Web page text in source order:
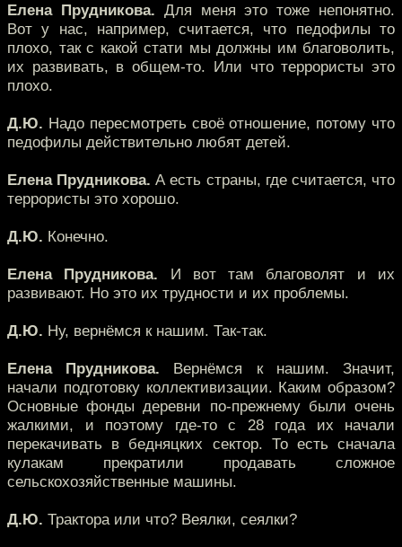
Елена Прудникова. Для меня это тоже непонятно.
Вот у нас, например, считается, что педофилы то
плохо, так с какой стати мы должны им благоволить,
их развивать, в общем-то. Или что террористы это
плохо.
Д.Ю. Надо пересмотреть своё отношение, потому что
педофилы действительно любят детей.
Елена Прудникова. А есть страны, где считается, что
террористы это хорошо.
Д.Ю. Конечно.
Елена Прудникова. И вот там благоволят и их
развивают. Но это их трудности и их проблемы.
Д.Ю. Ну, вернёмся к нашим. Так-так.
Елена Прудникова. Вернёмся к нашим. Значит,
начали подготовку коллективизации. Каким образом?
Основные фонды деревни по-прежнему были очень
жалкими, и поэтому где-то с 28 года их начали
перекачивать в бедняцких сектор. То есть сначала
кулакам прекратили продавать сложное
сельскохозяйственные машины.
Д.Ю. Трактора или что? Веялки, сеялки?